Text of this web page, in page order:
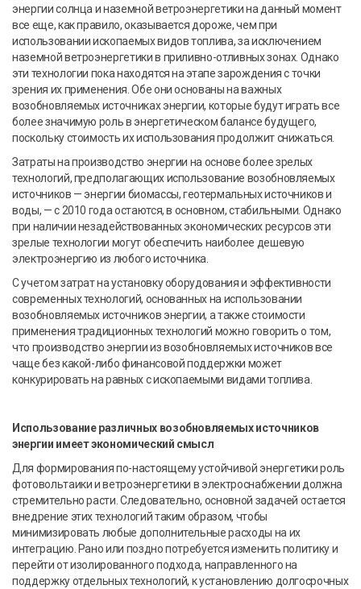
энергии солнца и наземной ветроэнергетики на данный момент
все еще, как правило, оказывается дороже, чем при
использовании ископаемых видов топлива, за исключением
наземной ветроэнергетики в приливно-отливных зонах. Однако
эти технологии пока находятся на этапе зарождения с точки
зрения их применения. Обе они основаны на важных
возобновляемых источниках энергии, которые будут играть все
более значимую роль в энергетическом балансе будущего,
поскольку стоимость их использования продолжит снижаться.
Затраты на производство энергии на основе более зрелых
технологий, предполагающих использование возобновляемых
источников — энергии биомассы, геотермальных источников и
воды, — с 2010 года остаются, в основном, стабильными. Однако
при наличии незадействованных экономических ресурсов эти
зрелые технологии могут обеспечить наиболее дешевую
электроэнергию из любого источника.
С учетом затрат на установку оборудования и эффективности
современных технологий, основанных на использовании
возобновляемых источников энергии, а также стоимости
применения традиционных технологий можно говорить о том,
что производство энергии из возобновляемых источников все
чаще без какой-либо финансовой поддержки может
конкурировать на равных с ископаемыми видами топлива.
Использование различных возобновляемых источников
энергии имеет экономический смысл
Для формирования по-настоящему устойчивой энергетики роль
фотовольтаики и ветроэнергетики в электроснабжении должна
стремительно расти. Следовательно, основной задачей остается
внедрение этих технологий таким образом, чтобы
минимизировать любые дополнительные расходы на их
интеграцию. Рано или поздно потребуется изменить политику и
перейти от изолированного подхода, направленного на
поддержку отдельных технологий, к установлению долгосрочных